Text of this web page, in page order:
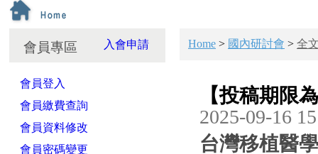
會員專區 入會申請
會員登入
會員繳費查詢
會員資料修改
會員密碼變更
Home > 國內研討會 > 全
【投稿期限
2025-09-16
台灣移植醫